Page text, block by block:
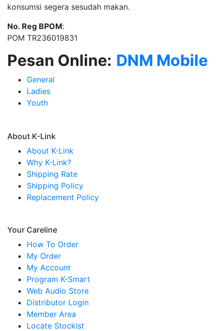
konsumsi segera sesudah makan.
No. Reg BPOM:
POM TR236019831
Pesan Online: DNM Mobile
General
Ladies
Youth
About K-Link
About K-Link
Why K-Link?
Shipping Rate
Shipping Policy
Replacement Policy
Your Careline
How To Order
My Order
My Account
Program K-Smart
Web Audio Store
Distributor Login
Member Area
Locate Stockist